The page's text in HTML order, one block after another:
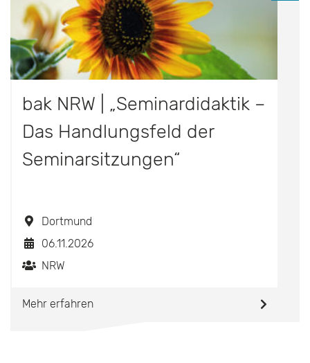
bak NRW | „Seminardidaktik –
Das Handlungsfeld der
Seminarsitzungen“
Dortmund
06.11.2026
NRW
Mehr erfahren